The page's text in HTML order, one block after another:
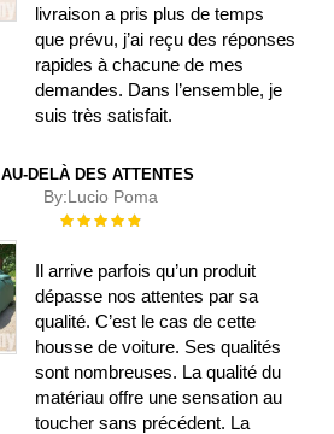
livraison a pris plus de temps
que prévu, j’ai reçu des réponses
rapides à chacune de mes
demandes. Dans l’ensemble, je
suis très satisfait.
AU-DELÀ DES ATTENTES
By:Lucio Poma
Évaluation :
Il arrive parfois qu’un produit
dépasse nos attentes par sa
qualité. C’est le cas de cette
housse de voiture. Ses qualités
sont nombreuses. La qualité du
matériau offre une sensation au
toucher sans précédent. La